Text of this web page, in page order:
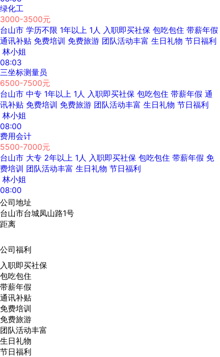
绿化工
3000-3500元
台山市 学历不限 1年以上 1人 入职即买社保 包吃包住 带薪年假
通讯补贴 免费培训 免费旅游 团队活动丰富 生日礼物 节日福利
林小姐
08:03
三坐标测量员
6500-7500元
台山市 中专 1年以上 1人 入职即买社保 包吃包住 带薪年假 通
讯补贴 免费培训 免费旅游 团队活动丰富 生日礼物 节日福利
林小姐
08:00
费用会计
5500-7000元
台山市 大专 2年以上 1人 入职即买社保 包吃包住 带薪年假 免
费培训 团队活动丰富 生日礼物 节日福利
林小姐
08:00
公司地址
台山市台城凤山路1号
距离
公司福利
入职即买社保
包吃包住
带薪年假
通讯补贴
免费培训
免费旅游
团队活动丰富
生日礼物
节日福利